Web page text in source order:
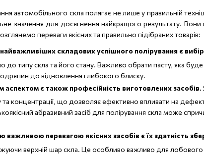
автомобільного скла полягає не лише у правильній
значення для досягнення найкращого результату.
переваги якісних та правильно підібраних товарів:
складових успішного полірування є
до типу скла та його стану. Важливо обрати пасту, яка
до відновлення глибокого блиску.
є також професійність виготовлених засобів.
та концентрації, що дозволяє ефективно впливати на
абразивний засіб для полірування скла може
важливою перевагою якісних засобів є їх здатність
верхній шар скла. Це особливо важливо для